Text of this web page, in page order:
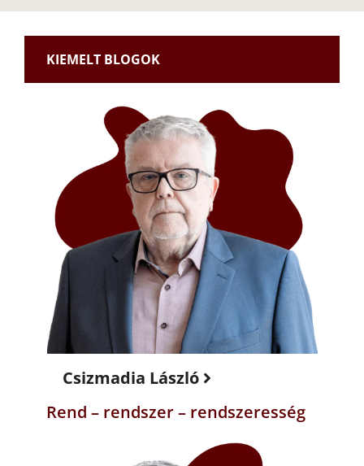
KIEMELT BLOGOK
Csizmadia László
Rend – rendszer – rendszeresség